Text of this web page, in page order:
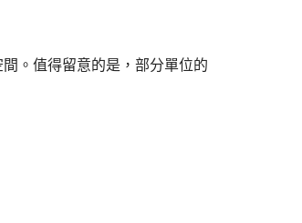
。值得留意的是，部分單位的